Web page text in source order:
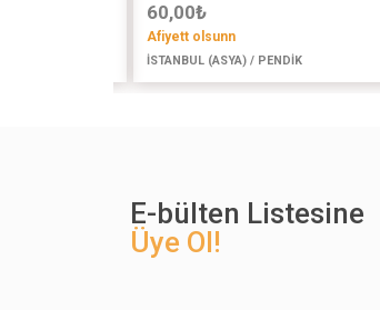
60,00₺
Afiyett olsunn
İSTANBUL (ASYA) / PENDİK
E-bülten Listesine
Üye Ol!